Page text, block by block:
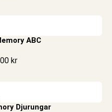
ABC
kr
Djurungar